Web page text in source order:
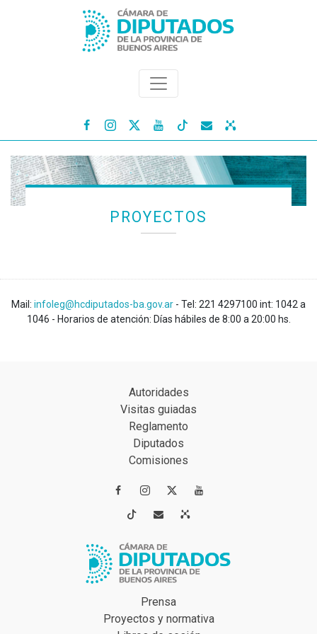
   
PROYECTOS
Mail: infoleg@hcdiputados-ba.gov.ar - Tel: 221 4297100 int: 1042 a
1046 - Horarios de atención: Días hábiles de 8:00 a 20:00 hs.
Autoridades
Visitas guiadas
Reglamento
Diputados
Comisiones
 
 
Prensa
Proyectos y normativa